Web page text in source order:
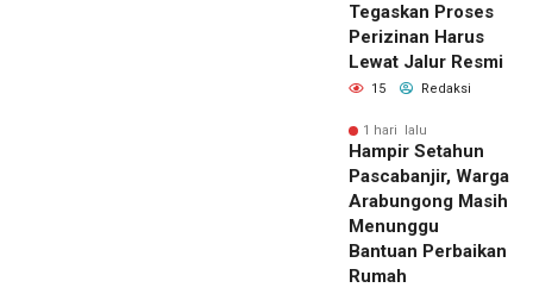
Tegaskan Proses
Perizinan Harus
Lewat Jalur Resmi
15 Redaksi
1 hari lalu
Hampir Setahun
Pascabanjir, Warga
Arabungong Masih
Menunggu
Bantuan Perbaikan
Rumah